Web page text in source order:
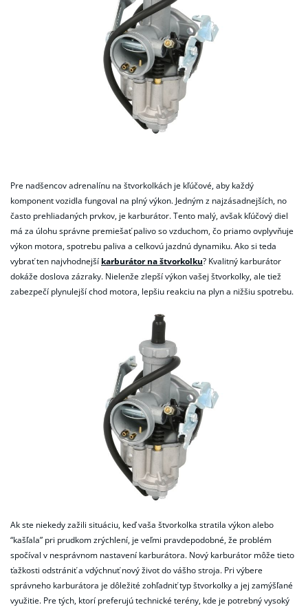
Pre nadšencov adrenalínu na štvorkolkách je kľúčové, aby každý
komponent vozidla fungoval na plný výkon. Jedným z najzásadnejších, no
často prehliadaných prvkov, je karburátor. Tento malý, avšak kľúčový diel
má za úlohu správne premiešať palivo so vzduchom, čo priamo ovplyvňuje
výkon motora, spotrebu paliva a celkovú jazdnú dynamiku. Ako si teda
vybrať ten najvhodnejší karburátor na štvorkolku? Kvalitný karburátor
dokáže doslova zázraky. Nielenže zlepší výkon vašej štvorkolky, ale tiež
zabezpečí plynulejší chod motora, lepšiu reakciu na plyn a nižšiu spotrebu.
Ak ste niekedy zažili situáciu, keď vaša štvorkolka stratila výkon alebo
“kašľala” pri prudkom zrýchlení, je veľmi pravdepodobné, že problém
spočíval v nesprávnom nastavení karburátora. Nový karburátor môže tieto
ťažkosti odstrániť a vdýchnuť nový život do vášho stroja. Pri výbere
správneho karburátora je dôležité zohľadniť typ štvorkolky a jej zamýšľané
využitie. Pre tých, ktorí preferujú technické terény, kde je potrebný vysoký